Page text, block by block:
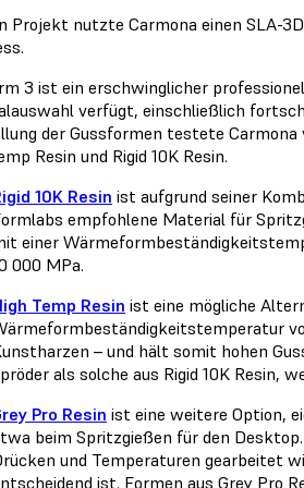
Projekt nutzte Carmona einen SLA-
3 ist ein erschwinglicher
verfügt, einschließlich
der Gussformen testete Carmona
Resin und Rigid 10K Resin.
10K Resin ist aufgrund seiner
empfohlene Material für
einer
000 MPa.
Temp Resin ist eine mögliche
– und hält somit hohen
als solche aus Rigid 10K Resin,
Pro Resin ist eine weitere Option,
beim Spritzgießen für den
und Temperaturen gearbeitet
ist. Formen aus Grey Pro